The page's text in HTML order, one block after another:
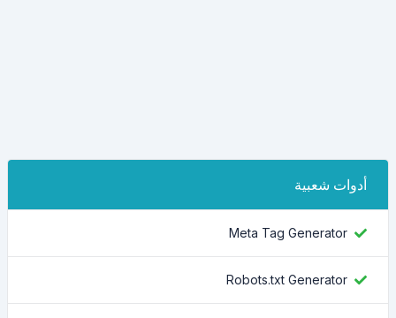
أدوات شعبية
Meta Tag Generator
Robots.txt Generator